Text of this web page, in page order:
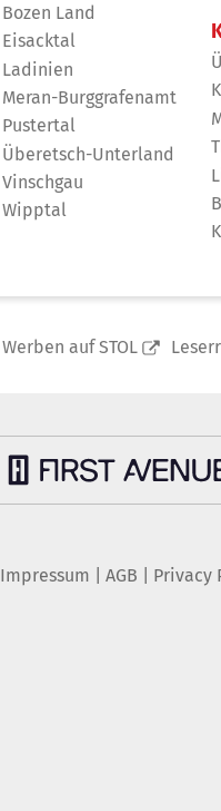
Bozen Land
Eisacktal
Ladinien
Meran-Burggrafenamt
Pustertal
Überetsch-Unterland
Vinschgau
Wipptal
Werben auf STOL
Impressum AGB Privacy